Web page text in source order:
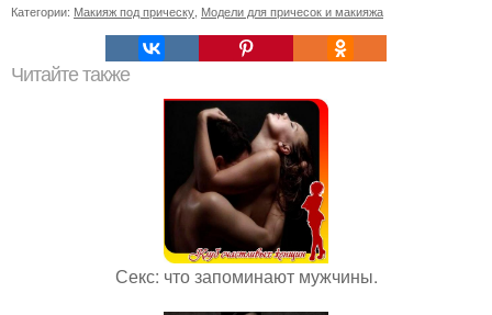
Категории: Макияж под прическу Модели для причесок и макияжа
Читайте также
Секс: что запоминают мужчины.